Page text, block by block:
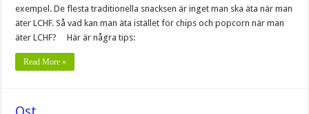
exempel. De flesta traditionella snacksen är inget man ska äta när man
äter LCHF. Så vad kan man äta istället för chips och popcorn när man
äter LCHF? Här är några tips:
Read More »